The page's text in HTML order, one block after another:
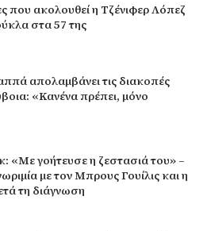
που ακολουθεί η Τζένιφερ Λόπεζ
στα 57 της
απολαμβάνει τις διακοπές
«Κανένα πρέπει, μόνο
«Με γοήτευσε η ζεστασιά του» –
με τον Μπρους Γουίλις και η
τη διάγνωση